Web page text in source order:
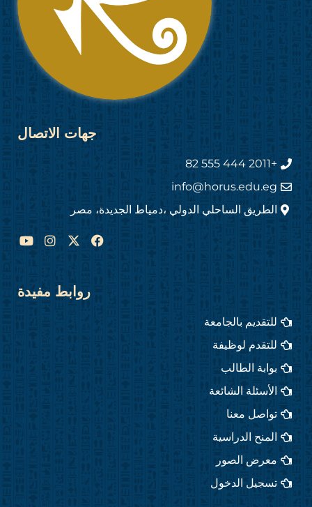
جهات الاتصال
+2011 444 555 82
info@horus.edu.eg
الطريق الساحلي الدولي ،دمياط الجديدة، مصر
F
a
e
I
n
g
Y
o
u
b
e
روابط مفيدة
للتقديم بالجامعة
للتقدم لوظيفة
بوابة الطالب
الأسئلة الشائعة
تواصل معنا
المنح الدراسية
معرض الصور
تسجيل الدخول